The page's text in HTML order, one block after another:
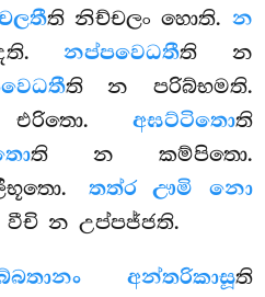
ති නිච්චලං හොති. න
නප්පවෙධතීති න
ති න පරිබ්භමති.
අඝට්ටිතොති
ති න කම්පිතො.
තත්ර ඌමි නො
වීචි න උප්පජ්ජති.
අන්තරිකාසූති